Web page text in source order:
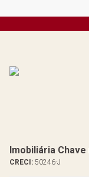
Imobiliária Chave
CRECI: 50246-J